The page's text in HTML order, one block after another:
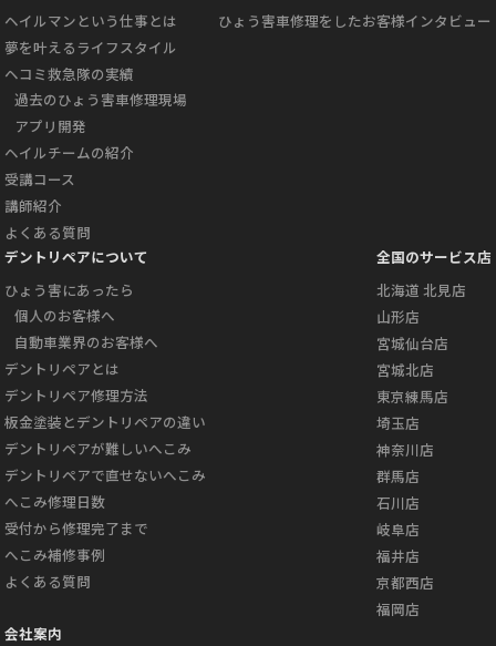
ヘイルマンという仕事とは
夢を叶えるライフスタイル
ヘコミ救急隊の実績
過去のひょう害車修理現場
アプリ開発
ヘイルチームの紹介
受講コース
講師紹介
よくある質問
ひょう害車修理をしたお客様インタビュー
デントリペアについて
ひょう害にあったら
個人のお客様へ
自動車業界のお客様へ
デントリペアとは
デントリペア修理方法
板金塗装とデントリペアの違い
デントリペアが難しいへこみ
デントリペアで直せないへこみ
へこみ修理日数
受付から修理完了まで
へこみ補修事例
よくある質問
全国のサービス店
北海道 北見店
山形店
宮城仙台店
宮城北店
東京練馬店
埼玉店
神奈川店
群馬店
石川店
岐阜店
福井店
京都西店
福岡店
会社案内